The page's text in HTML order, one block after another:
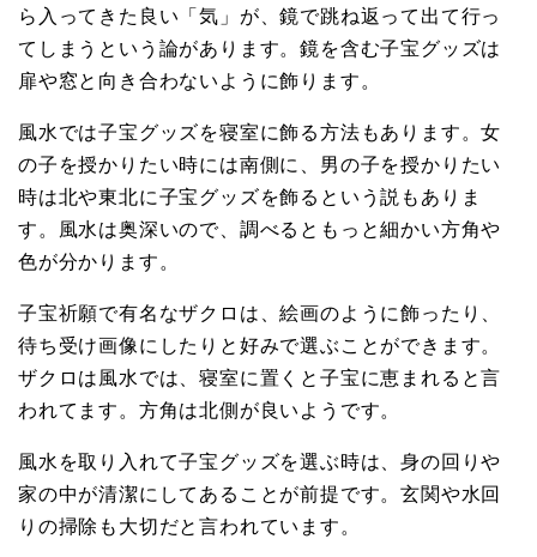
ら入ってきた良い「気」が、鏡で跳ね返って出て行っ
てしまうという論があります。鏡を含む子宝グッズは
扉や窓と向き合わないように飾ります。
風水では子宝グッズを寝室に飾る方法もあります。女
の子を授かりたい時には南側に、男の子を授かりたい
時は北や東北に子宝グッズを飾るという説もありま
す。風水は奥深いので、調べるともっと細かい方角や
色が分かります。
子宝祈願で有名なザクロは、絵画のように飾ったり、
待ち受け画像にしたりと好みで選ぶことができます。
ザクロは風水では、寝室に置くと子宝に恵まれると言
われてます。方角は北側が良いようです。
風水を取り入れて子宝グッズを選ぶ時は、身の回りや
家の中が清潔にしてあることが前提です。玄関や水回
りの掃除も大切だと言われています。